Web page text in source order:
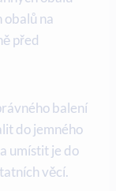
obalů na
před
balení
do jemného
umístit je do
věcí.